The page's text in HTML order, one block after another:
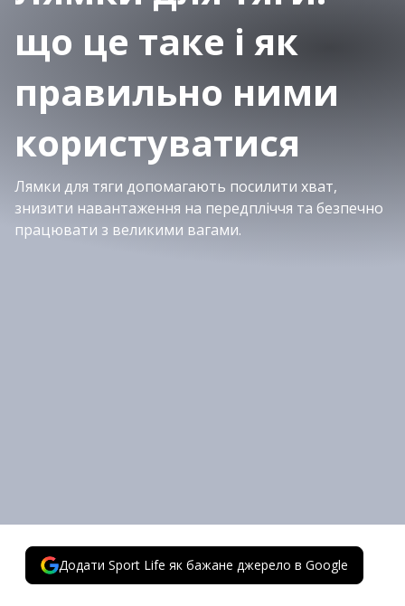
що це таке і як
правильно ними
користуватися
Лямки для тяги допомагають посилити хват,
знизити навантаження на передпліччя та безпечно
працювати з великими вагами.
Додати Sport Life як бажане джерело в Google